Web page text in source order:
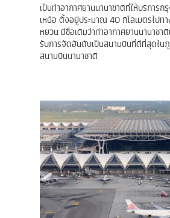
เป็นท่าอากาศยานนานาชาติที่ให้บริการก
เหนือ ตั้งอยู่ประมาณ 40 กิโลเมตรไปท
หยวน มีชื่อเดิมว่าท่าอากาศยานนานาชา
รับการจัดอันดับเป็นสนามบินที่ดีที่สุดใน
สนามบินนานาชาติ